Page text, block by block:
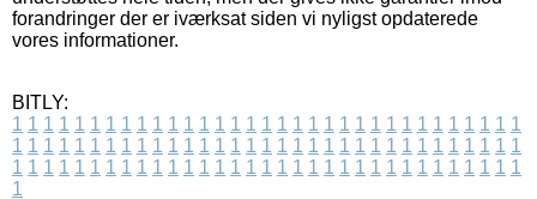
forandringer der er iværksat siden vi nyligst opdaterede
vores informationer.
BITLY:
1 1 1 1 1 1 1 1 1 1 1 1 1 1 1 1 1 1 1 1 1 1 1 1 1 1 1 1 1 1 1 1 1
1 1 1 1 1 1 1 1 1 1 1 1 1 1 1 1 1 1 1 1 1 1 1 1 1 1 1 1 1 1 1 1 1
1 1 1 1 1 1 1 1 1 1 1 1 1 1 1 1 1 1 1 1 1 1 1 1 1 1 1 1 1 1 1 1 1
1